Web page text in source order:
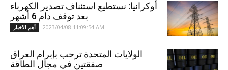
أوكرانيا: نستطيع استئناف تصدير الكهرباء
بعد توقف دام 6 أشهر
أهم الأخبار 2023/04/08 11:09:54 AM
الولايات المتحدة ترحب بإبرام العراق
صفقتين في مجال الطاقة